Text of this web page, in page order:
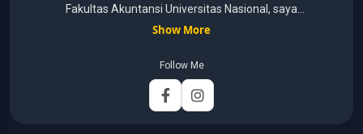
Fakultas Akuntansi Universitas Nasional, saya
menggabungkan kemampuan analisis dengan pengalaman
pernah menangani berbagai peran, mulai dari reporter, editor,
marketing, business development, hingga Editor in Chief.
Fokus utamanya adalah menghadirkan tulisan yang
informatif, mendalam, dan mudah dipahami, khususnya
Show More
Follow Me